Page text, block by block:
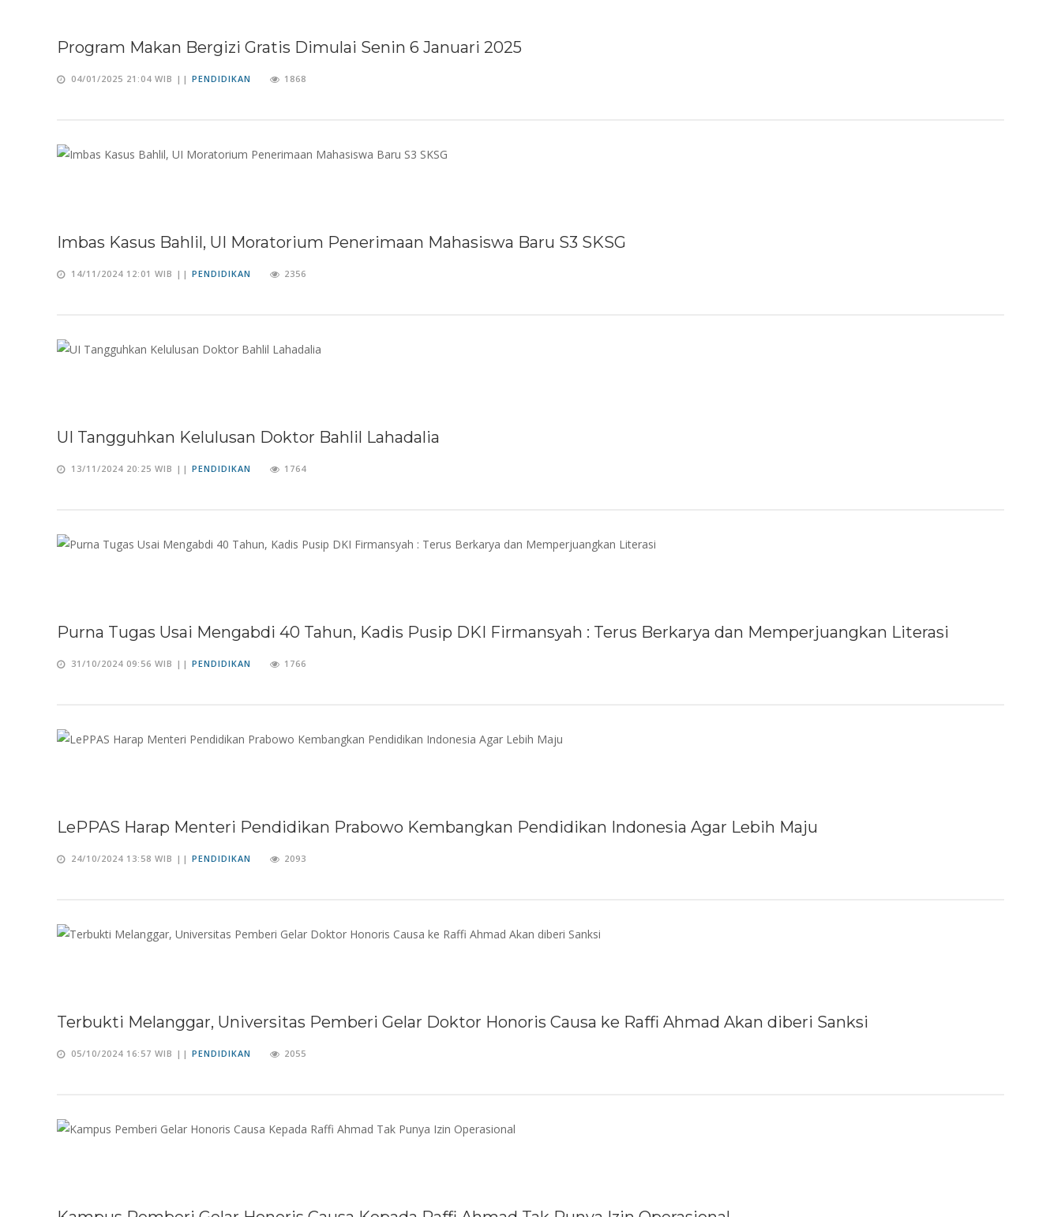
Program Makan Bergizi Gratis Dimulai Senin 6 Januari 2025
04/01/2025 21:04 WIB || PENDIDIKAN 1868
Imbas Kasus Bahlil, UI Moratorium Penerimaan Mahasiswa Baru S3 SKSG
14/11/2024 12:01 WIB || PENDIDIKAN 2356
UI Tangguhkan Kelulusan Doktor Bahlil Lahadalia
13/11/2024 20:25 WIB || PENDIDIKAN 1764
Purna Tugas Usai Mengabdi 40 Tahun, Kadis Pusip DKI Firmansyah : Terus Berkarya dan Memperjuangkan Literasi
31/10/2024 09:56 WIB || PENDIDIKAN 1766
LePPAS Harap Menteri Pendidikan Prabowo Kembangkan Pendidikan Indonesia Agar Lebih Maju
24/10/2024 13:58 WIB || PENDIDIKAN 2093
Terbukti Melanggar, Universitas Pemberi Gelar Doktor Honoris Causa ke Raffi Ahmad Akan diberi Sanksi
05/10/2024 16:57 WIB || PENDIDIKAN 2055